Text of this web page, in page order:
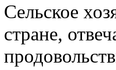
Сельское
стране,